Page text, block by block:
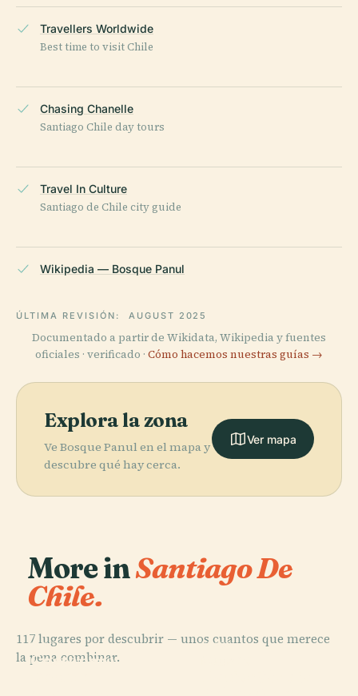
Travellers Worldwide
Best time to visit Chile
Chasing Chanelle
Santiago Chile day tours
Travel In Culture
Santiago de Chile city guide
Wikipedia — Bosque Panul
ÚLTIMA REVISIÓN: AUGUST 2025
Documentado a partir de Wikidata, Wikipedia y fuentes
oficiales · verificado · Cómo hacemos nuestras guías →
Explora la zona
Ve Bosque Panul en el mapa y
descubre qué hay cerca.
Ver mapa
More inSantiago De
Chile.
117 lugares por descubrir — unos cuantos que merece
la pena combinar.
PLACE
Costanera
PLACE
PLACE